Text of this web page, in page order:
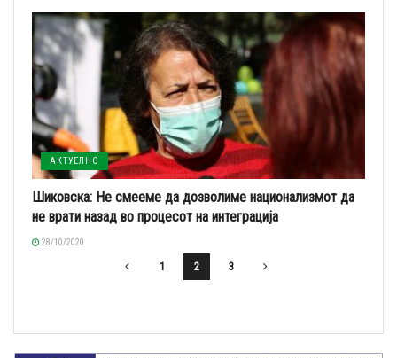
АКТУЕЛНО
Шиковска: Не смееме да дозволиме национализмот да
не врати назад во процесот на интеграција
28/10/2020
1 2 3